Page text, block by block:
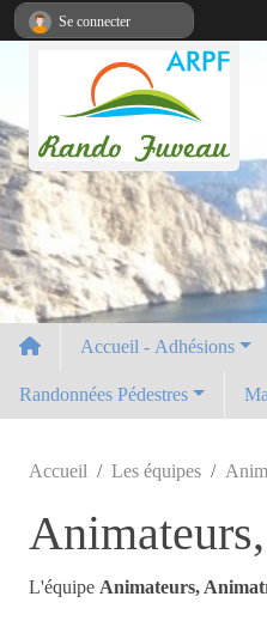
Accueil - Adhésions
Randonnées Pédestres
Accueil Les équipes
L'équipe Animateurs,
Se connecter
Panneau de gestion des cookies